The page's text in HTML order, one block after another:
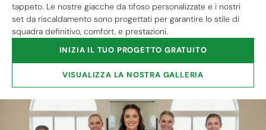
tappeto. Le nostre giacche da tifoso personalizzate e i nostri
set da riscaldamento sono progettati per garantire lo stile di
squadra definitivo, comfort, e prestazioni.
INIZIA IL TUO PROGETTO GRATUITO
VISUALIZZA LA NOSTRA GALLERIA